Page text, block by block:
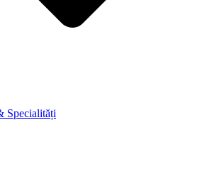
Specialități